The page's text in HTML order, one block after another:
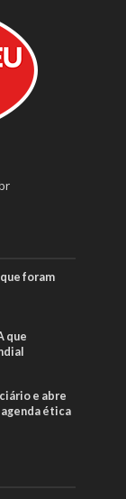
foram
que
e abre
ética